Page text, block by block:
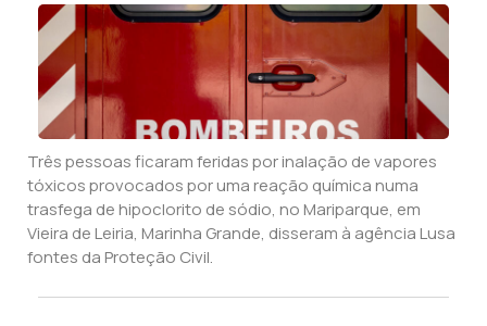
Três pessoas ficaram feridas por inalação de vapores
tóxicos provocados por uma reação química numa
trasfega de hipoclorito de sódio, no Mariparque, em
Vieira de Leiria, Marinha Grande, disseram à agência Lusa
fontes da Proteção Civil.